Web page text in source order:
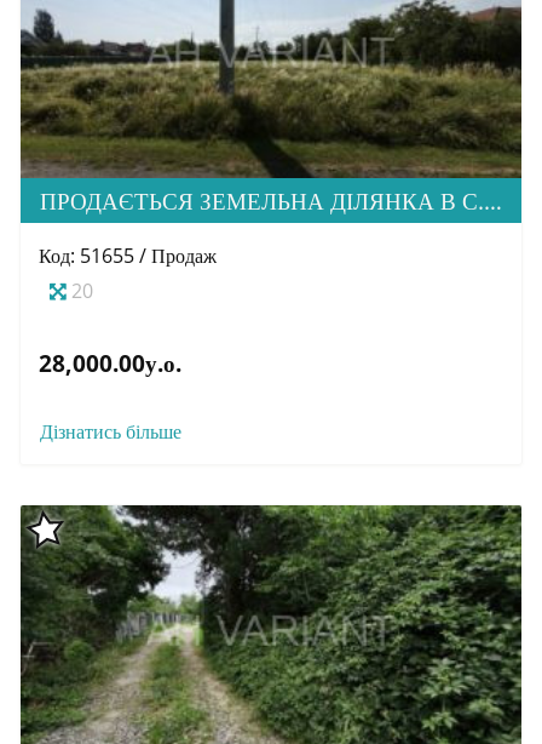
ПРОДАЄТЬСЯ ЗЕМЕЛЬНА ДІЛЯНКА В С. СТОРОЖНИЦЯ
Код: 51655 / Продаж
20
28,000.00у.о.
Дізнатись більше